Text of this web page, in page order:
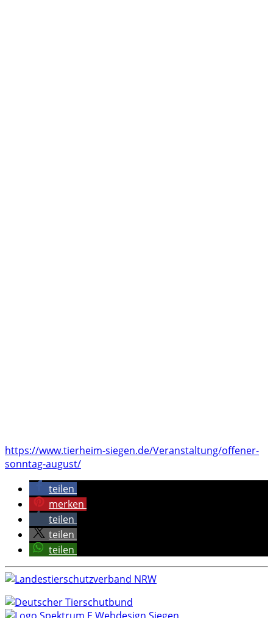
https://www.tierheim-siegen.de/Veranstaltung/offener-
sonntag-august/
teilen
merken
teilen
teilen
teilen